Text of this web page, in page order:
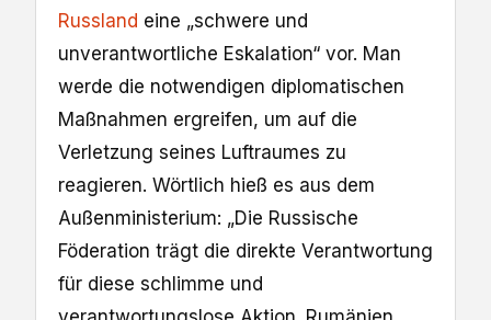
Russland eine „schwere und
unverantwortliche Eskalation“ vor. Man
werde die notwendigen diplomatischen
Maßnahmen ergreifen, um auf die
Verletzung seines Luftraumes zu
reagieren. Wörtlich hieß es aus dem
Außenministerium: „Die Russische
Föderation trägt die direkte Verantwortung
für diese schlimme und